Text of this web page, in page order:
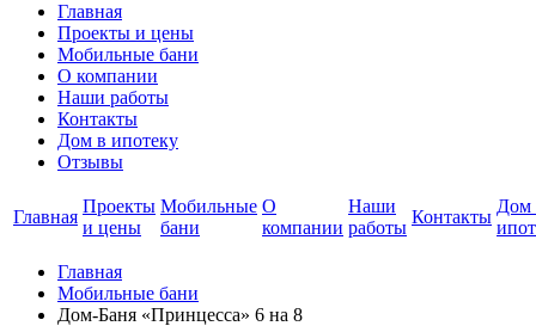
Главная
Проекты и цены
Мобильные бани
О компании
Наши работы
Контакты
Дом в ипотеку
Отзывы
Главная
Проекты
и цены
Мобильные
бани
О
компании
Наши
работы
Контакты
Дом
Главная
Мобильные бани
Дом-Баня «Принцесса» 6 на 8